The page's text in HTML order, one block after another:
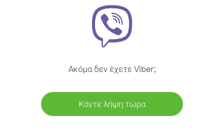
Ακόμα δεν έχετε Viber;
Κάντε λήψη τώρα